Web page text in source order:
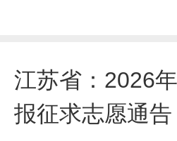
江苏省：2026
报征求志愿通告